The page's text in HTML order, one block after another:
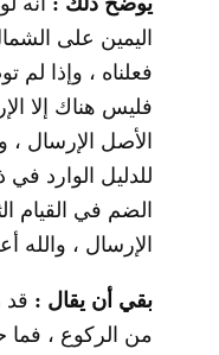
اليمين على
فعلناه ، وإذا لم
فليس هناك إلا
الأصل الإرسال ،
للدليل الوارد
الضم في القيام
الإرسال ، والله
بقي أن يقال : قد
من الركوع ، فما